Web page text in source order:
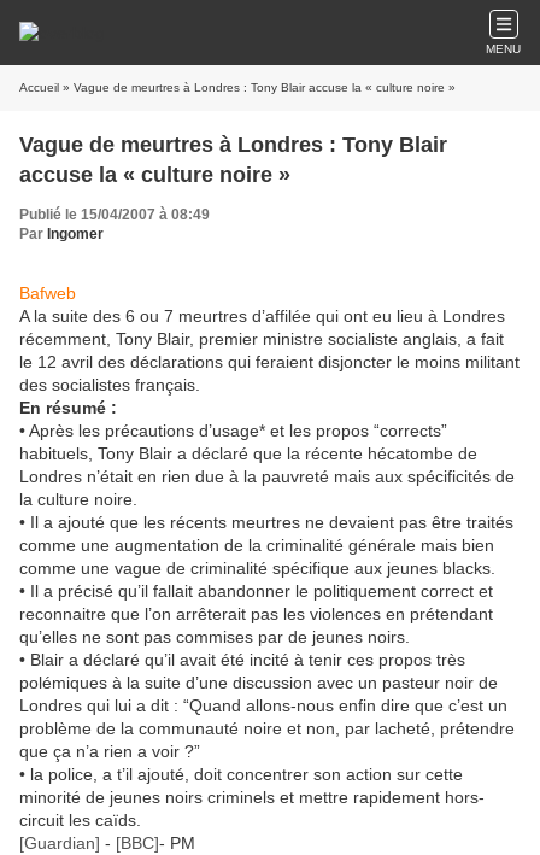
MENU
Accueil » Vague de meurtres à Londres : Tony Blair accuse la « culture noire »
Vague de meurtres à Londres : Tony Blair
accuse la « culture noire »
Publié le 15/04/2007 à 08:49
Par Ingomer
Bafweb
A la suite des 6 ou 7 meurtres d’affilée qui ont eu lieu à Londres
récemment, Tony Blair, premier ministre socialiste anglais, a fait
le 12 avril des déclarations qui feraient disjoncter le moins militant
des socialistes français.
En résumé :
• Après les précautions d’usage* et les propos “corrects”
habituels, Tony Blair a déclaré que la récente hécatombe de
Londres n’était en rien due à la pauvreté mais aux spécificités de
la culture noire.
• Il a ajouté que les récents meurtres ne devaient pas être traités
comme une augmentation de la criminalité générale mais bien
comme une vague de criminalité spécifique aux jeunes blacks.
• Il a précisé qu’il fallait abandonner le politiquement correct et
reconnaitre que l’on arrêterait pas les violences en prétendant
qu’elles ne sont pas commises par de jeunes noirs.
• Blair a déclaré qu’il avait été incité à tenir ces propos très
polémiques à la suite d’une discussion avec un pasteur noir de
Londres qui lui a dit : “Quand allons-nous enfin dire que c’est un
problème de la communauté noire et non, par lacheté, prétendre
que ça n’a rien a voir ?”
• la police, a t’il ajouté, doit concentrer son action sur cette
minorité de jeunes noirs criminels et mettre rapidement hors-
circuit les caïds.
[Guardian] - [BBC]- PM